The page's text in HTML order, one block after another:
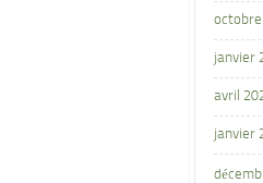
octobre
janvier
avril
janvier